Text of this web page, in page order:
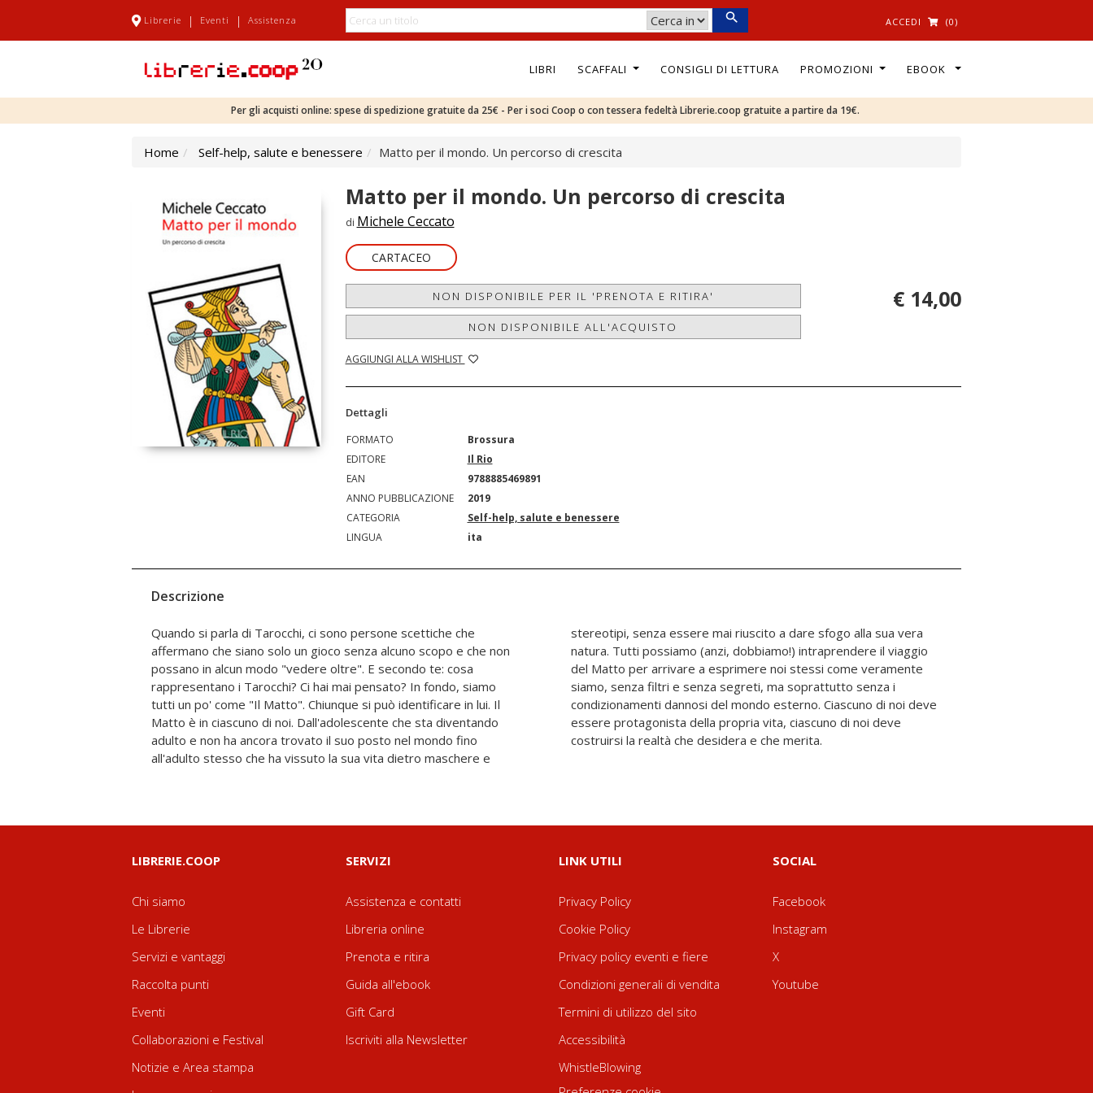
Librerie | Eventi | Assistenza ACCEDI (0)
LIBRI SCAFFALI CONSIGLI DI LETTURA PROMOZIONI EBOOK
Per gli acquisti online: spese di spedizione gratuite da 25€ - Per i soci Coop o con tessera fedeltà Librerie.coop gratuite a partire da 19€.
Home Self-help, salute e benessere Matto per il mondo. Un percorso di crescita
Matto per il mondo. Un percorso di crescita
di Michele Ceccato
CARTACEO
NON DISPONIBILE PER IL 'PRENOTA E RITIRA'
NON DISPONIBILE ALL'ACQUISTO
AGGIUNGI ALLA WISHLIST
€ 14,00
Dettagli
FORMATO
Brossura
EDITORE
Il Rio
EAN
9788885469891
ANNO PUBBLICAZIONE
2019
CATEGORIA
Self-help, salute e benessere
LINGUA
ita
Descrizione
Quando si parla di Tarocchi, ci sono persone scettiche che
affermano che siano solo un gioco senza alcuno scopo e che non
possano in alcun modo "vedere oltre". E secondo te: cosa
rappresentano i Tarocchi? Ci hai mai pensato? In fondo, siamo
tutti un po' come "Il Matto". Chiunque si può identificare in lui. Il
Matto è in ciascuno di noi. Dall'adolescente che sta diventando
adulto e non ha ancora trovato il suo posto nel mondo fino
all'adulto stesso che ha vissuto la sua vita dietro maschere e
stereotipi, senza essere mai riuscito a dare sfogo alla sua vera
natura. Tutti possiamo (anzi, dobbiamo!) intraprendere il viaggio
del Matto per arrivare a esprimere noi stessi come veramente
siamo, senza filtri e senza segreti, ma soprattutto senza i
condizionamenti dannosi del mondo esterno. Ciascuno di noi deve
essere protagonista della propria vita, ciascuno di noi deve
costruirsi la realtà che desidera e che merita.
LIBRERIE.COOP
Chi siamo
Le Librerie
Servizi e vantaggi
Raccolta punti
Eventi
Collaborazioni e Festival
Notizie e Area stampa
SERVIZI
Assistenza e contatti
Libreria online
Prenota e ritira
Guida all'ebook
Gift Card
Iscriviti alla Newsletter
LINK UTILI
Privacy Policy
Cookie Policy
Privacy policy eventi e fiere
Condizioni generali di vendita
Termini di utilizzo del sito
Accessibilità
WhistleBlowing
SOCIAL
Facebook
Instagram
X
Youtube